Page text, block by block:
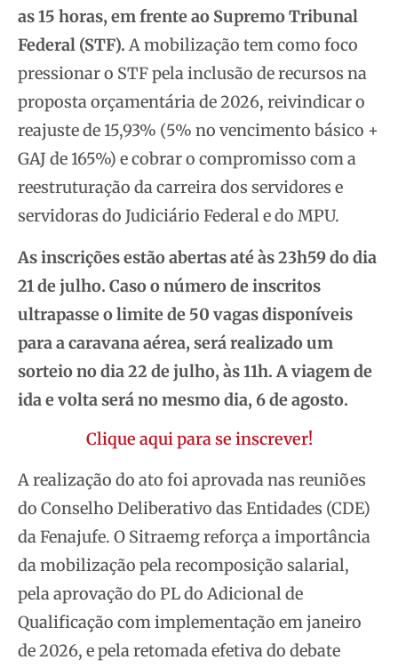
as 15 horas, em frente ao Supremo Tribunal
Federal (STF). A mobilização tem como foco
pressionar o STF pela inclusão de recursos na
proposta orçamentária de 2026, reivindicar o
reajuste de 15,93% (5% no vencimento básico +
GAJ de 165%) e cobrar o compromisso com a
reestruturação da carreira dos servidores e
servidoras do Judiciário Federal e do MPU.
As inscrições estão abertas até às 23h59 do dia
21 de julho. Caso o número de inscritos
ultrapasse o limite de 50 vagas disponíveis
para a caravana aérea, será realizado um
sorteio no dia 22 de julho, às 11h. A viagem de
ida e volta será no mesmo dia, 6 de agosto.
Clique aqui para se inscrever!
A realização do ato foi aprovada nas reuniões
do Conselho Deliberativo das Entidades (CDE)
da Fenajufe. O Sitraemg reforça a importância
da mobilização pela recomposição salarial,
pela aprovação do PL do Adicional de
Qualificação com implementação em janeiro
de 2026, e pela retomada efetiva do debate